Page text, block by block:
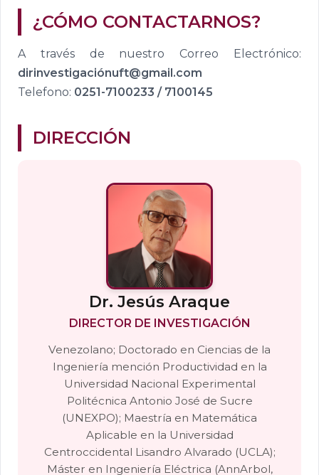
¿CÓMO CONTACTARNOS?
A través de nuestro Correo Electrónico:
dirinvestigaciónuft@gmail.com
Telefono: 0251-7100233 / 7100145
DIRECCIÓN
Dr. Jesús Araque
DIRECTOR DE INVESTIGACIÓN
Venezolano; Doctorado en Ciencias de la
Ingeniería mención Productividad en la
Universidad Nacional Experimental
Politécnica Antonio José de Sucre
(UNEXPO); Maestría en Matemática
Aplicable en la Universidad
Centroccidental Lisandro Alvarado (UCLA);
Máster en Ingeniería Eléctrica (AnnArbol,